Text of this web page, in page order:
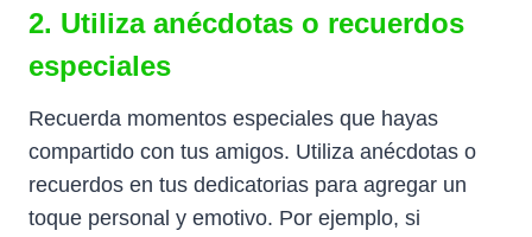
2. Utiliza anécdotas o recuerdos
especiales
Recuerda momentos especiales que hayas
compartido con tus amigos. Utiliza anécdotas o
recuerdos en tus dedicatorias para agregar un
toque personal y emotivo. Por ejemplo, si